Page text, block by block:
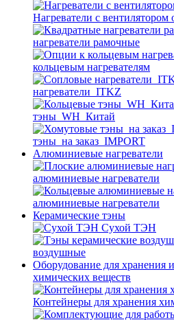
Нагреватели с
нагреватели рамочные
кольцевым нагревателям
нагреватели_ITKZ
тэны_WH_Китай
тэны_на заказ_IMPORT
Алюминиевые нагреватели
алюминиевые нагреватели
алюминиевые нагреватели
Керамические тэны
Сухой ТЭН
воздушные
Оборудование для хранения
химических веществ
Контейнеры для хранения